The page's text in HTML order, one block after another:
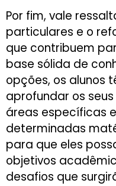
Por fim, vale
particulares e o
que contribuem
base sólida de
opções, os alunos
aprofundar os
áreas específicas
determinadas
para que eles
objetivos
desafios que